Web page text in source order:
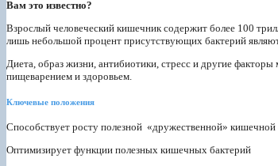
Вам это известно?
Взрослый человеческий кишечник содержит более 100
лишь небольшой процент присутствующих бактерий
Диета, образ жизни, антибиотики, стресс и другие
пищеварением и здоровьем.
Ключевые положения
Способствует росту полезной «дружественной»
Оптимизирует функции полезных кишечных бактерий